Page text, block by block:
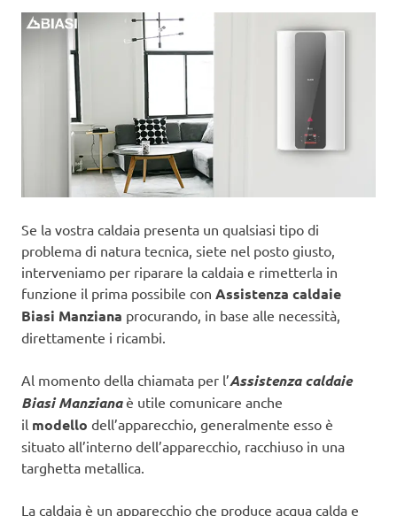
Se la vostra caldaia presenta un qualsiasi tipo di
problema di natura tecnica, siete nel posto giusto,
interveniamo per riparare la caldaia e rimetterla in
funzione il prima possibile con Assistenza caldaie
Biasi Manziana procurando, in base alle necessità,
direttamente i ricambi.
Al momento della chiamata per l’Assistenza caldaie
Biasi Manzianaè utile comunicare anche
il modello dell’apparecchio, generalmente esso è
situato all’interno dell’apparecchio, racchiuso in una
targhetta metallica.
La caldaia è un apparecchio che produce acqua calda e